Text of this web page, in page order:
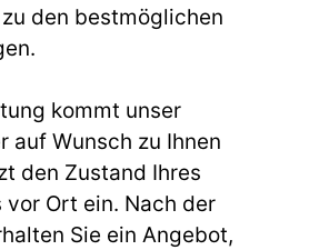
den bestmöglichen
kommt unser
auf Wunsch zu Ihnen
den Zustand Ihres
vor Ort ein. Nach der
Sie ein Angebot,